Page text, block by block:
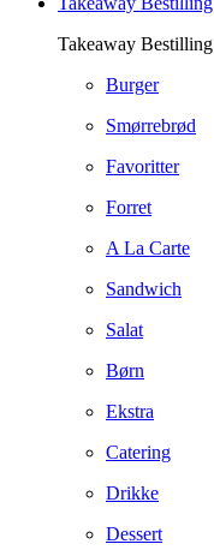
Takeaway Bestilling
Burger
Smørrebrød
Favoritter
Forret
A La Carte
Sandwich
Salat
Børn
Ekstra
Catering
Drikke
Dessert